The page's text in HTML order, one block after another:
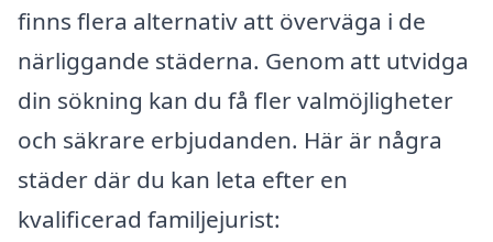
finns flera alternativ att överväga i de
närliggande städerna. Genom att utvidga
din sökning kan du få fler valmöjligheter
och säkrare erbjudanden. Här är några
städer där du kan leta efter en
kvalificerad familjejurist: